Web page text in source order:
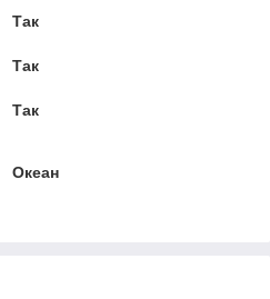
Так
Так
Так
Океан